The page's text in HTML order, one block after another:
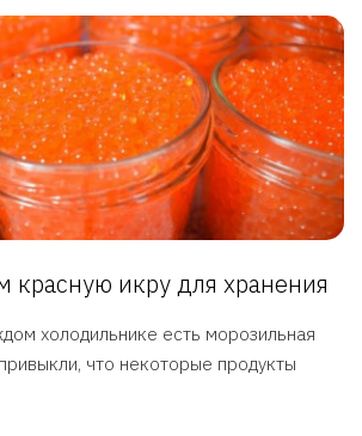
красную икру для хранения
холодильнике есть морозильная
что некоторые продукты